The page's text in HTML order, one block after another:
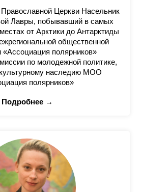
Церкви Насельник
Лавры, побывавший в самых
от Арктики до Антарктиды
общественной
«Ассоциация полярников»
по молодежной политике,
наследию МОО
полярников»
Подробнее →